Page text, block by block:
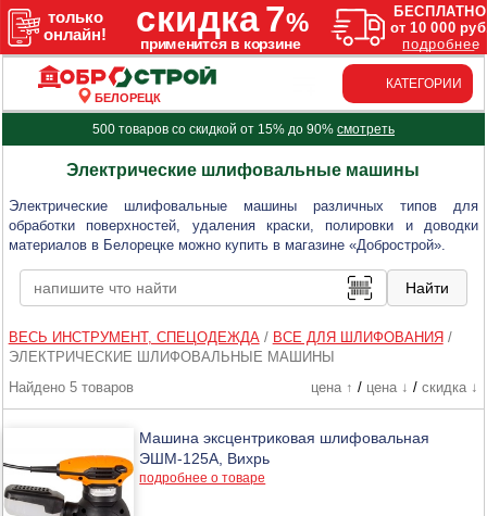
БЕЛОРЕЦК
КАТЕГОРИИ
500 товаров со скидкой от 15% до 90% смотреть
Электрические шлифовальные машины
Электрические шлифовальные машины различных типов для
обработки поверхностей, удаления краски, полировки и доводки
материалов в Белорецке можно купить в магазине «Добрострой».
ВЕСЬ ИНСТРУМЕНТ, СПЕЦОДЕЖДА/ ВСЕ ДЛЯ ШЛИФОВАНИЯ /
ЭЛЕКТРИЧЕСКИЕ ШЛИФОВАЛЬНЫЕ МАШИНЫ
Найдено 5 товаров
цена ↑ / цена ↓ / скидка ↓
Машина эксцентриковая шлифовальная
ЭШМ-125А, Вихрь
подробнее о товаре